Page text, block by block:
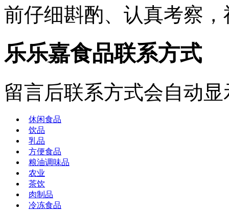
前仔细斟酌、认真考察
乐乐嘉食品联系方式
留言后联系方式会自动显
休闲食品
饮品
乳品
方便食品
粮油调味品
农业
茶饮
肉制品
冷冻食品